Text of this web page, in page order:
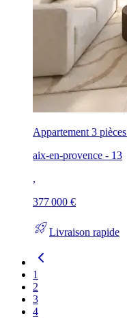
Appartement 3 pièces
aix-en-provence - 13
,
377 000 €
rocket_launchLivraison rapide
1
2
3
4